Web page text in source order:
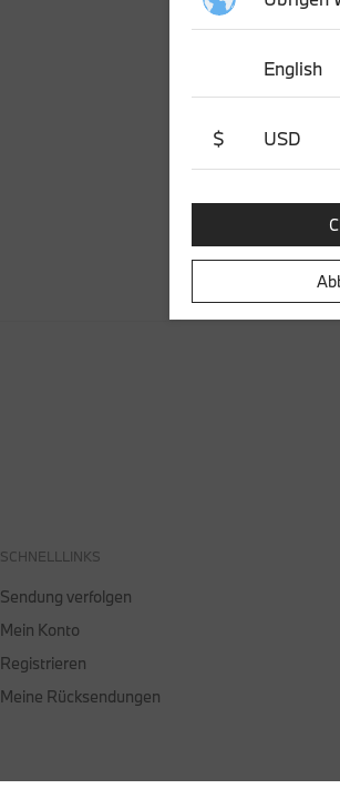
English
$ USD
SCHNELLLINKS
Sendung verfolgen
Mein Konto
Registrieren
Meine Rücksendungen